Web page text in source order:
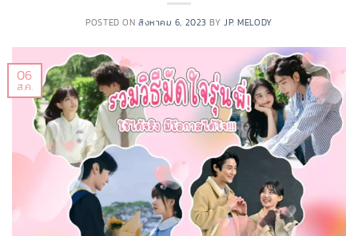
POSTED ON สิงหาคม 6, 2023 BYJP. MELODY
06
ส.ค.